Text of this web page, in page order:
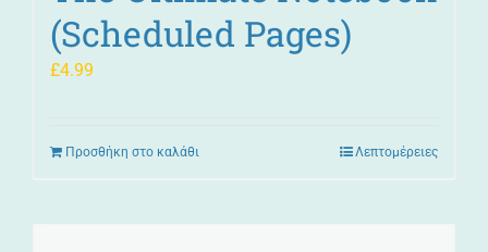
(Scheduled Pages)
£4.99
Προσθήκη στο καλάθι Λεπτομέρειες